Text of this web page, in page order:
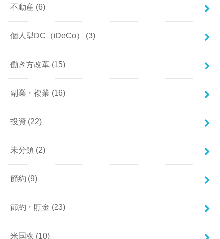
不動産 (6)
個人型DC（iDeCo） (3)
働き方改革 (15)
副業・複業 (16)
投資 (22)
未分類 (2)
節約 (9)
節約・貯金 (23)
米国株 (10)